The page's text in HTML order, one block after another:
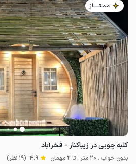
مـمـتــــــاز
کلبه چوبی در زیباکنار - فخرآباد
بدون خواب . 20 متر . تا 2 مهمان 4.9 (19 نظر)